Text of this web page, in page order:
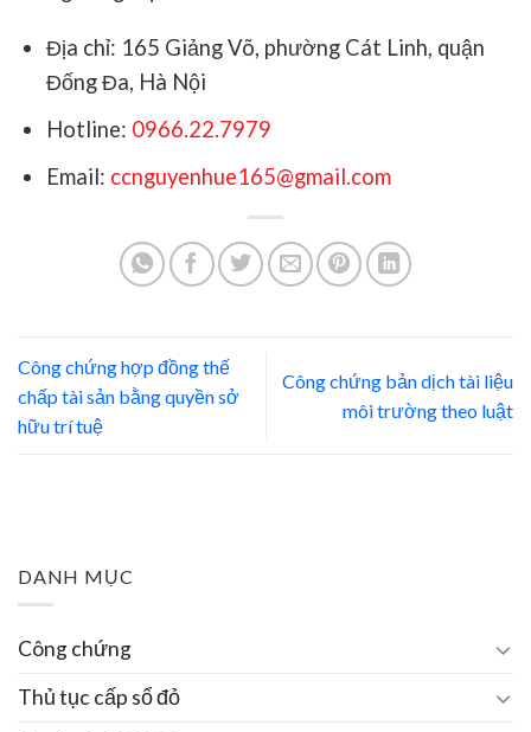
Địa chỉ: 165 Giảng Võ, phường Cát Linh, quận
Đống Đa, Hà Nội
Hotline: 0966.22.7979
Email: ccnguyenhue165@gmail.com
Công chứng hợp đồng thế
chấp tài sản bằng quyền sở
hữu trí tuệ
Công chứng bản dịch tài liệu
môi trường theo luật
DANH MỤC
Công chứng
Thủ tục cấp sổ đỏ